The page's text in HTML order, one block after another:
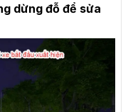
dừng đỗ để sửa